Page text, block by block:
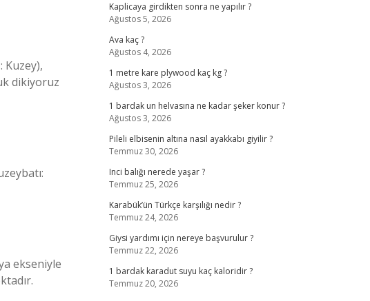
Kuzey),
dikiyoruz
ekseniyle
Kaplicaya girdikten sonra ne yapılır ?
Ağustos 5, 2026
Ava kaç ?
Ağustos 4, 2026
1 metre kare plywood kaç kg ?
Ağustos 3, 2026
1 bardak un helvasına ne kadar şeker konur ?
Ağustos 3, 2026
Pileli elbisenin altına nasıl ayakkabı giyilir ?
Temmuz 30, 2026
Inci balığı nerede yaşar ?
Temmuz 25, 2026
Karabük’ün Türkçe karşılığı nedir ?
Temmuz 24, 2026
Giysi yardımı için nereye başvurulur ?
Temmuz 22, 2026
1 bardak karadut suyu kaç kaloridir ?
Temmuz 20, 2026